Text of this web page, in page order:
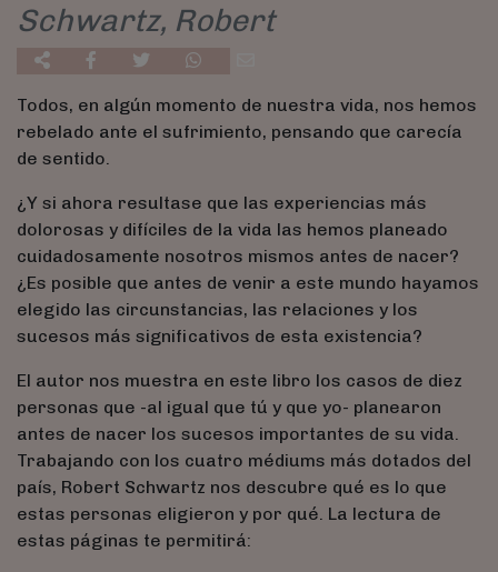
Schwartz, Robert
Todos, en algún momento de nuestra vida, nos hemos
rebelado ante el sufrimiento, pensando que carecía
de sentido.
¿Y si ahora resultase que las experiencias más
dolorosas y difíciles de la vida las hemos planeado
cuidadosamente nosotros mismos antes de nacer?
¿Es posible que antes de venir a este mundo hayamos
elegido las circunstancias, las relaciones y los
sucesos más significativos de esta existencia?
El autor nos muestra en este libro los casos de diez
personas que -al igual que tú y que yo- planearon
antes de nacer los sucesos importantes de su vida.
Trabajando con los cuatro médiums más dotados del
país, Robert Schwartz nos descubre qué es lo que
estas personas eligieron y por qué. La lectura de
estas páginas te permitirá: